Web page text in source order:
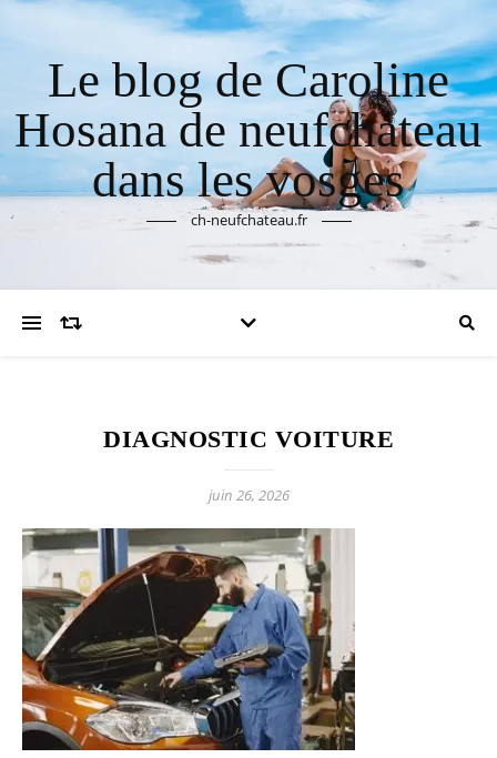
Le blog de Caroline
Hosana de neufchateau
dans les vosges
ch-neufchateau.fr
DIAGNOSTIC VOITURE
juin 26, 2026